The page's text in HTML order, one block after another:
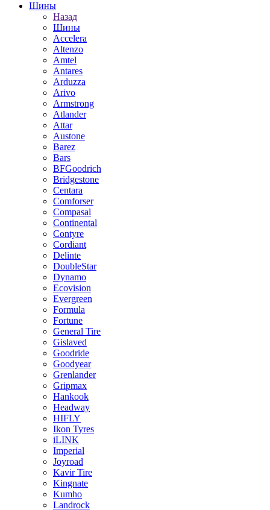
Шины
Назад
Шины
Accelera
Altenzo
Amtel
Antares
Arduzza
Arivo
Armstrong
Atlander
Attar
Austone
Barez
Bars
BFGoodrich
Bridgestone
Centara
Comforser
Compasal
Continental
Contyre
Cordiant
Delinte
DoubleStar
Dynamo
Ecovision
Evergreen
Formula
Fortune
General Tire
Gislaved
Goodride
Goodyear
Grenlander
Gripmax
Hankook
Headway
HIFLY
Ikon Tyres
iLINK
Imperial
Joyroad
Kavir Tire
Kingnate
Kumho
Landrock